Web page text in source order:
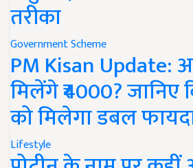
तरीका
Government Scheme
PM Kisan Update:
मिलेंगे ₹4000? जानिए
को मिलेगा डबल
Lifestyle